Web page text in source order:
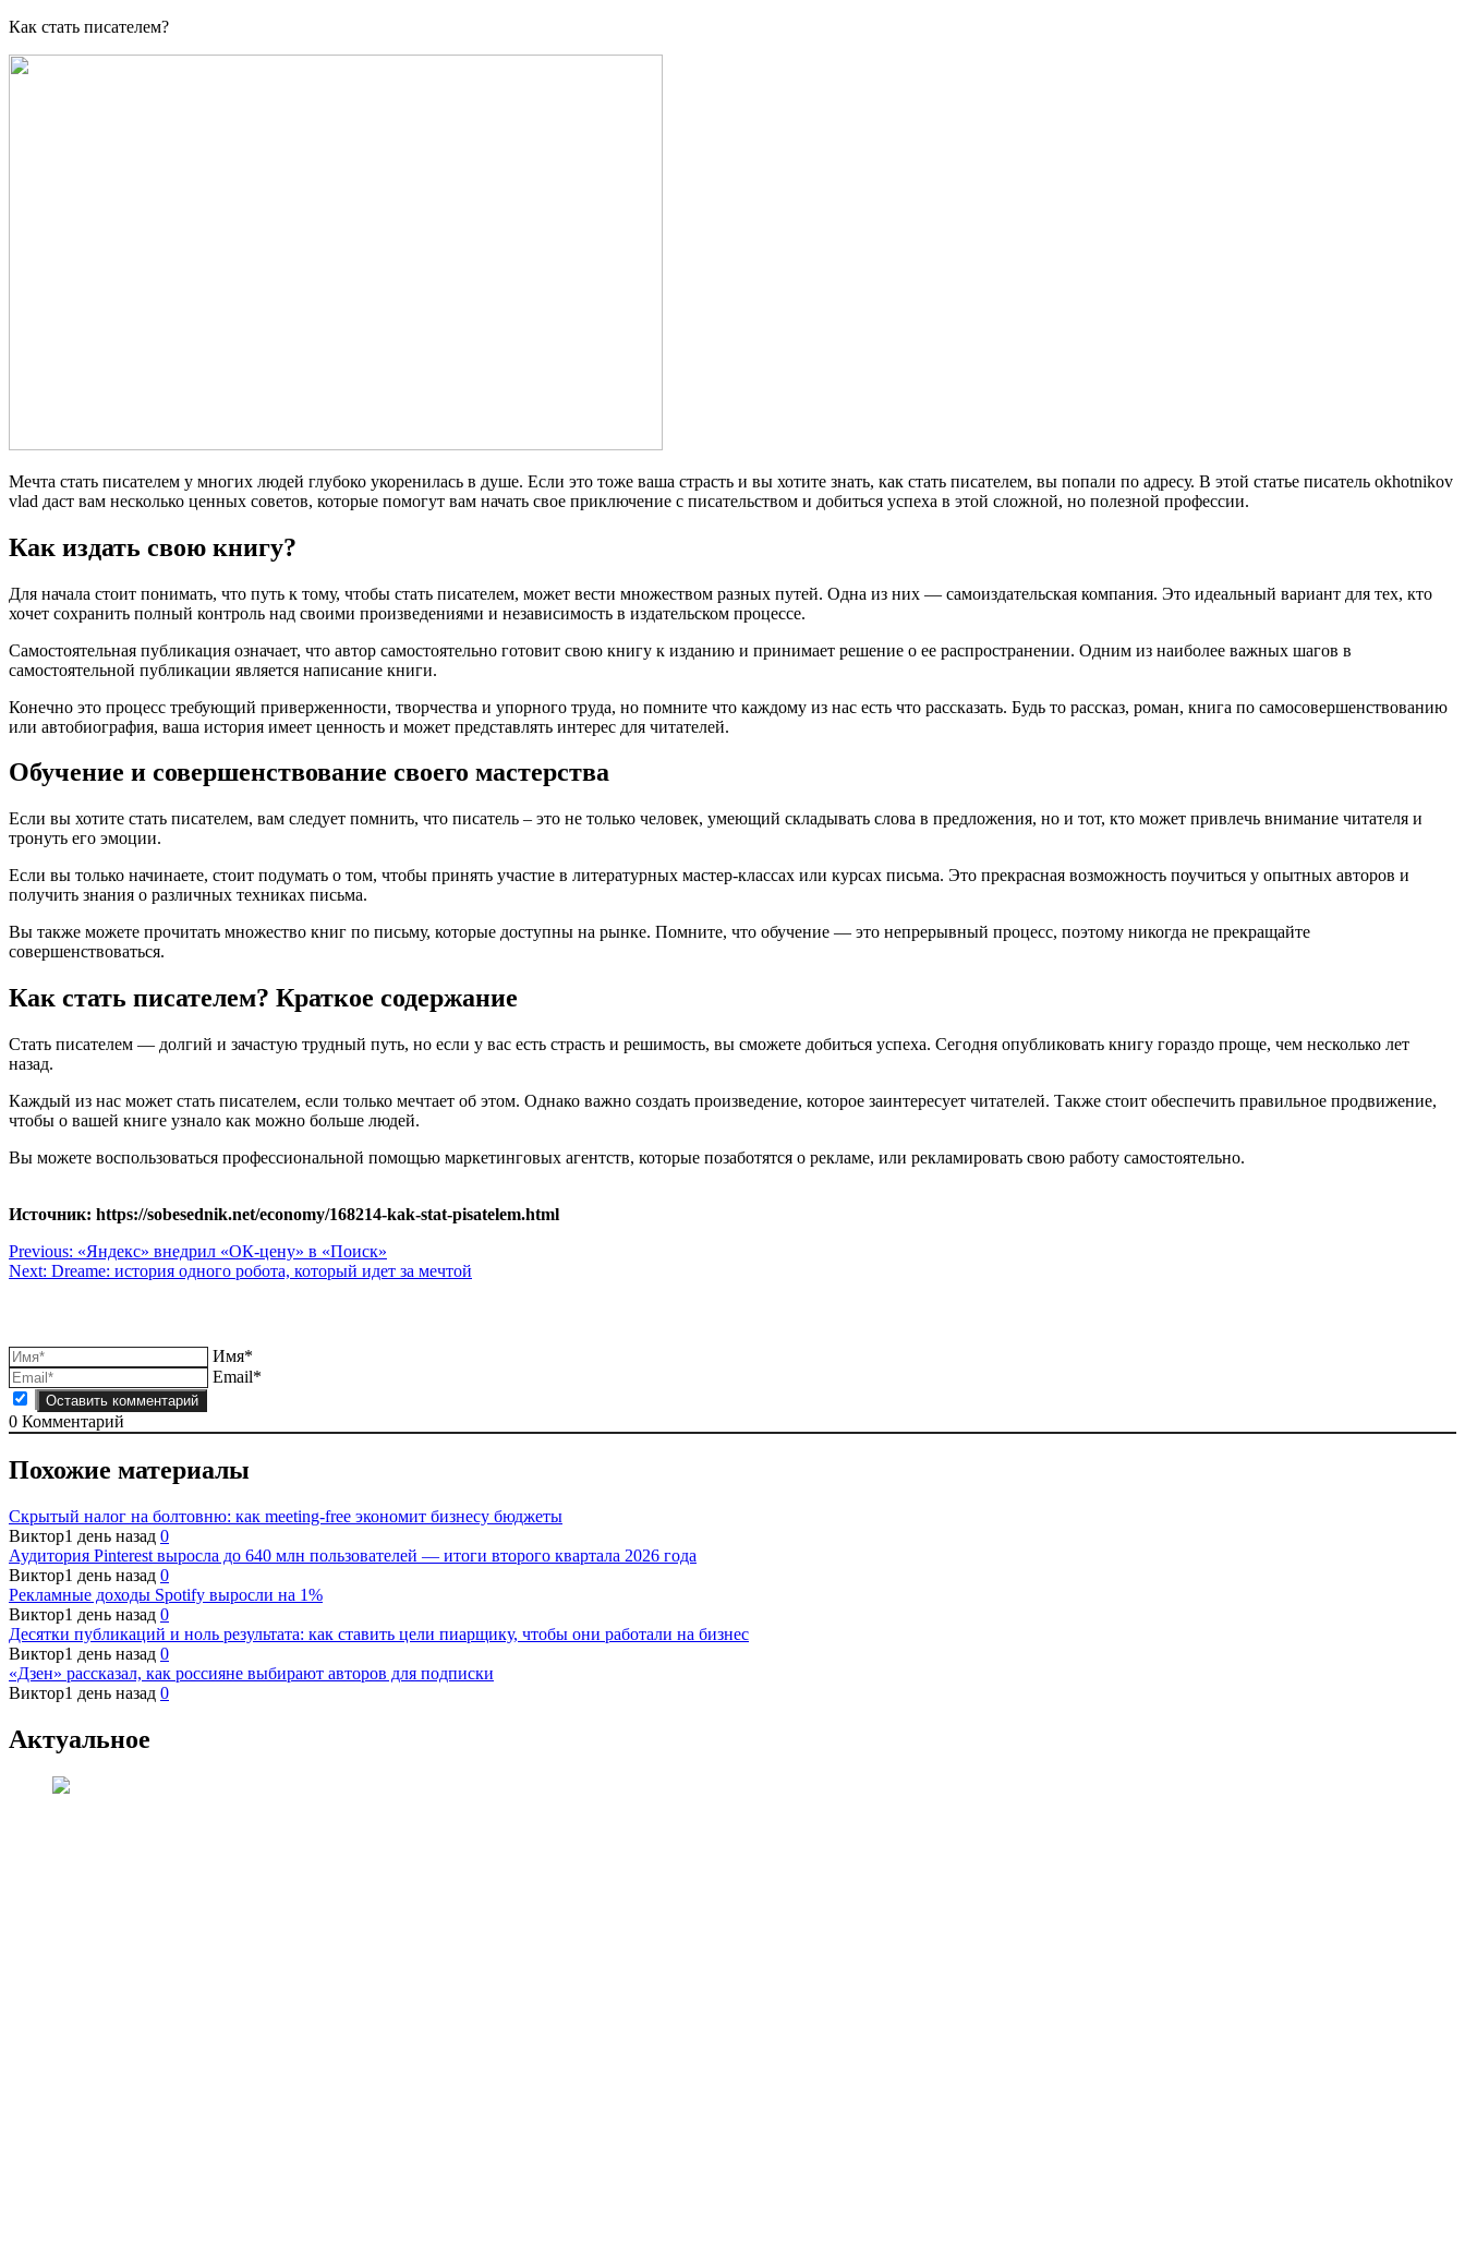
Как стать писателем?
Мечта стать писателем у многих людей глубоко укоренилась в душе. Если это тоже ваша страсть и вы хотите знать, как стать писателем, вы попали по адресу. В этой статье писатель okhotnikov
vlad даст вам несколько ценных советов, которые помогут вам начать свое приключение с писательством и добиться успеха в этой сложной, но полезной профессии.
Как издать свою книгу?
Для начала стоит понимать, что путь к тому, чтобы стать писателем, может вести множеством разных путей. Одна из них — самоиздательская компания. Это идеальный вариант для тех, кто
хочет сохранить полный контроль над своими произведениями и независимость в издательском процессе.
Самостоятельная публикация означает, что автор самостоятельно готовит свою книгу к изданию и принимает решение о ее распространении. Одним из наиболее важных шагов в
самостоятельной публикации является написание книги.
Конечно это процесс требующий приверженности, творчества и упорного труда, но помните что каждому из нас есть что рассказать. Будь то рассказ, роман, книга по самосовершенствованию
или автобиография, ваша история имеет ценность и может представлять интерес для читателей.
Обучение и совершенствование своего мастерства
Если вы хотите стать писателем, вам следует помнить, что писатель – это не только человек, умеющий складывать слова в предложения, но и тот, кто может привлечь внимание читателя и
тронуть его эмоции.
Если вы только начинаете, стоит подумать о том, чтобы принять участие в литературных мастер-классах или курсах письма. Это прекрасная возможность поучиться у опытных авторов и
получить знания о различных техниках письма.
Вы также можете прочитать множество книг по письму, которые доступны на рынке. Помните, что обучение — это непрерывный процесс, поэтому никогда не прекращайте
совершенствоваться.
Как стать писателем? Краткое содержание
Стать писателем — долгий и зачастую трудный путь, но если у вас есть страсть и решимость, вы сможете добиться успеха. Сегодня опубликовать книгу гораздо проще, чем несколько лет
назад.
Каждый из нас может стать писателем, если только мечтает об этом. Однако важно создать произведение, которое заинтересует читателей. Также стоит обеспечить правильное продвижение,
чтобы о вашей книге узнало как можно больше людей.
Вы можете воспользоваться профессиональной помощью маркетинговых агентств, которые позаботятся о рекламе, или рекламировать свою работу самостоятельно.
Источник: https://sobesednik.net/economy/168214-kak-stat-pisatelem.html
Навигация
по
Previous: «Яндекс» внедрил «ОК-цену» в «Поиск»
Next: Dreame: история одного робота, который идет за мечтой
Имя*
Email*
0 Комментарий
Похожие материалы
Скрытый налог на болтовню: как meeting-free экономит бизнесу бюджеты
Виктор1 день назад 0
Аудитория Pinterest выросла до 640 млн пользователей — итоги второго квартала 2026 года
Виктор1 день назад 0
Рекламные доходы Spotify выросли на 1%
Виктор1 день назад 0
Десятки публикаций и ноль результата: как ставить цели пиарщику, чтобы они работали на бизнес
Виктор1 день назад 0
«Дзен» рассказал, как россияне выбирают авторов для подписки
Виктор1 день назад 0
Актуальное